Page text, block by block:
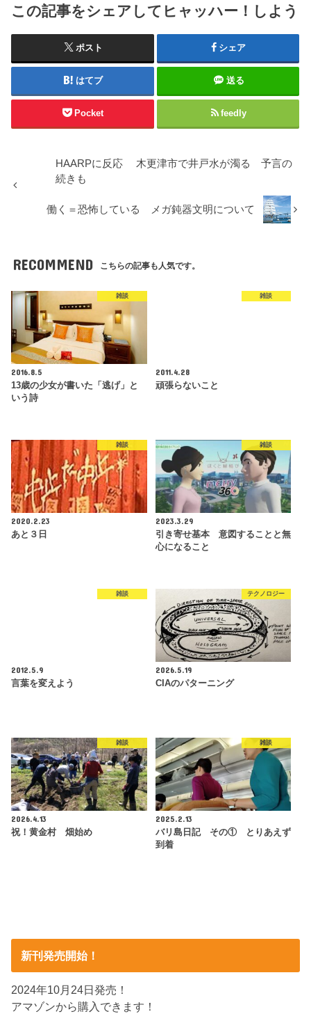
この記事をシェアしてヒャッハー！しよう
ポスト シェア
はてブ 送る
Pocket feedly
HAARPに反応 木更津市で井戸水が濁る 予言の
続きも
働く＝恐怖している メガ鈍器文明について
RECOMMEND こちらの記事も人気です。
雑談
2016.8.5
13歳の少女が書いた「逃げ」と
いう詩
雑談
2011.4.28
頑張らないこと
雑談
2020.2.23
あと３日
雑談
2023.3.29
引き寄せ基本 意図することと無
心になること
雑談
2012.5.9
言葉を変えよう
テクノロジー
2026.5.19
CIAのパターニング
雑談
2026.4.13
祝！黄金村 畑始め
雑談
2025.2.13
バリ島日記 その① とりあえず
到着
新刊発売開始！
2024年10月24日発売！
アマゾンから購入できます！